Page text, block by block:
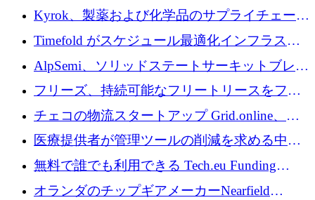
を拡張するために 1,750 万ユーロを投資
Kyrok、製薬および化学品のサプライチェーン
に AI を導入するために 310 万ユーロを確保
Timefold がスケジュール最適化インフラスト
ラクチャを拡張するためにシリーズ A で
1,300 万ドルを調達
AlpSemi、ソリッドステートサーキットブレー
カー技術の進歩のために1,700万ユーロを調達
フリーズ、持続可能なフリートリースをフラ
ンス全土に拡大するために1,300万ユーロを確
保
チェコの物流スタートアップ Grid.online、配
送量が 1 年で 10 倍に増加し、400 万ユーロの
医療提供者が管理ツールの削減を求める中、
a16z が Prosper AI を 3,000 万ドルで支援
無料で誰でも利用できる Tech.eu Funding
Explorer のご紹介
オランダのチップギアメーカーNearfield